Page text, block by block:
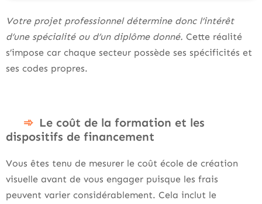
Votre projet professionnel détermine donc l’intérêt
d’une spécialité ou d’un diplôme donné. Cette réalité
s’impose car chaque secteur possède ses spécificités et
ses codes propres.
Le coût de la formation et les
dispositifs de financement
Vous êtes tenu de mesurer le coût école de création
visuelle avant de vous engager puisque les frais
peuvent varier considérablement. Cela inclut le